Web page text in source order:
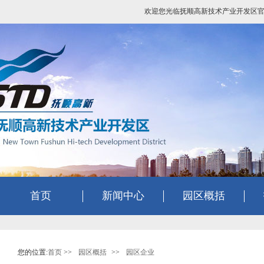
欢迎您光临抚顺高新技术产业开发区
首页 新闻中心 园区概括
您的位置:首页 >> 园区概括 >> 园区企业